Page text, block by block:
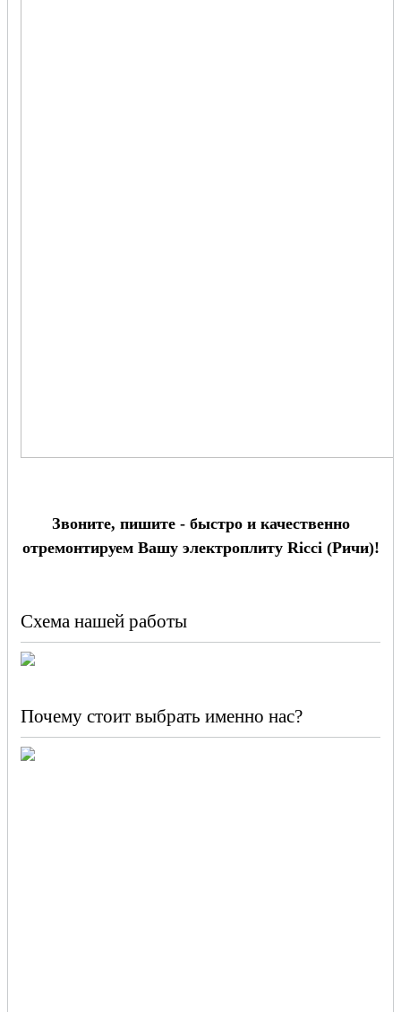
Звоните, пишите - быстро и качественно
отремонтируем Вашу электроплиту Ricci (Ричи)!
Схема нашей работы
Почему стоит выбрать именно нас?